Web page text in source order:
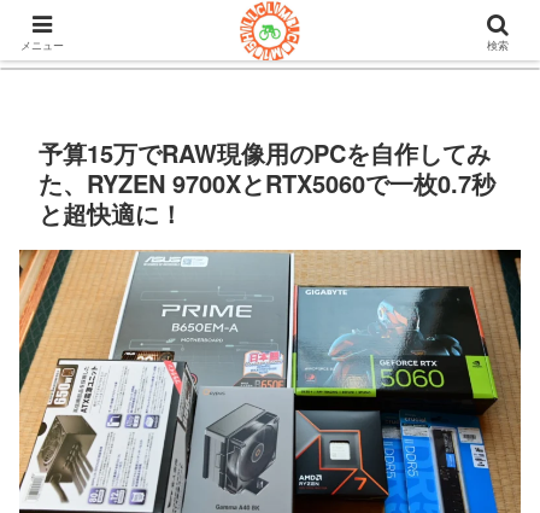
105ヒルクライム.comはロードバイク&グラベルのブログ。機材や
チューブレスタイヤのインプレや房総半島ライドの情報など。
予算15万でRAW現像用のPCを自作してみ
た、RYZEN 9700XとRTX5060で一枚0.7秒
と超快適に！
メニュー 検索